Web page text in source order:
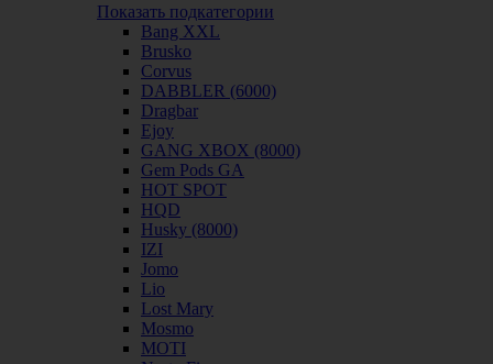
Показать подкатегории
Bang XXL
Brusko
Corvus
DABBLER (6000)
Dragbar
Ejoy
GANG XBOX (8000)
Gem Pods GA
HOT SPOT
HQD
Husky (8000)
IZI
Jomo
Lio
Lost Mary
Mosmo
MOTI